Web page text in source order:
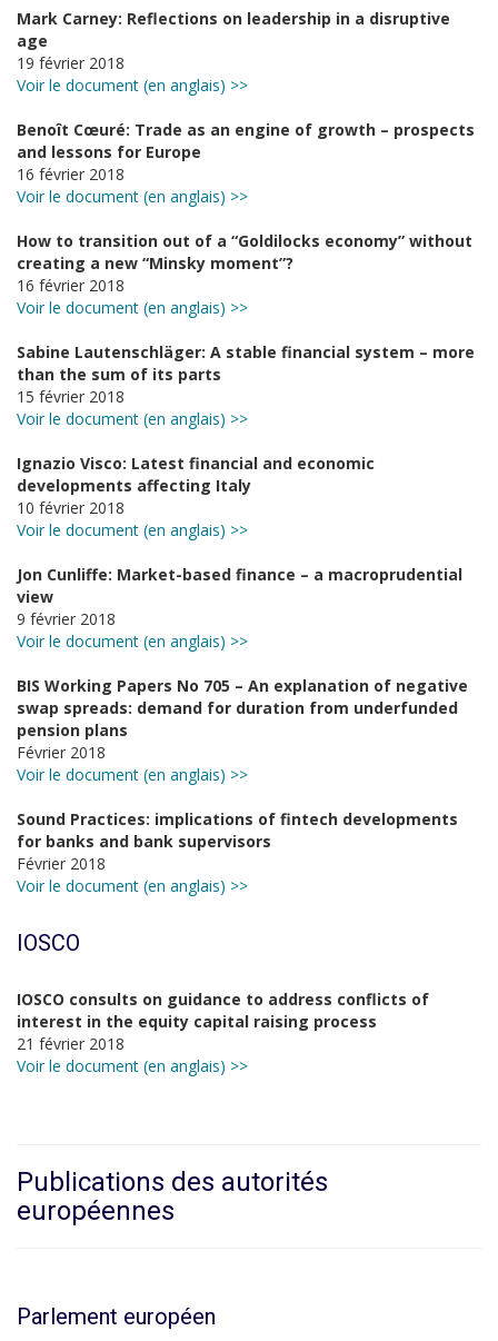
Mark Carney: Reflections on leadership in a disruptive
age
19 février 2018
Voir le document (en anglais) >>
Benoît Cœuré: Trade as an engine of growth – prospects
and lessons for Europe
16 février 2018
Voir le document (en anglais) >>
How to transition out of a “Goldilocks economy” without
creating a new “Minsky moment”?
16 février 2018
Voir le document (en anglais) >>
Sabine Lautenschläger: A stable financial system – more
than the sum of its parts
15 février 2018
Voir le document (en anglais) >>
Ignazio Visco: Latest financial and economic
developments affecting Italy
10 février 2018
Voir le document (en anglais) >>
Jon Cunliffe: Market-based finance – a macroprudential
view
9 février 2018
Voir le document (en anglais) >>
BIS Working Papers No 705 – An explanation of negative
swap spreads: demand for duration from underfunded
pension plans
Février 2018
Voir le document (en anglais) >>
Sound Practices: implications of fintech developments
for banks and bank supervisors
Février 2018
Voir le document (en anglais) >>
IOSCO
IOSCO consults on guidance to address conflicts of
interest in the equity capital raising process
21 février 2018
Voir le document (en anglais) >>
Publications des autorités
européennes
Parlement européen